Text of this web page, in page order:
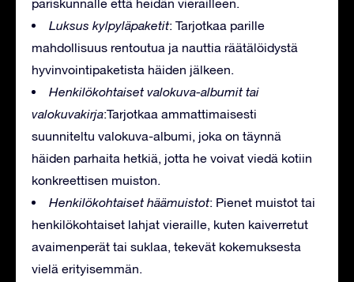
pariskunnalle että heidän vierailleen.
Luksus kylpyläpaketit: Tarjotkaa parille
mahdollisuus rentoutua ja nauttia räätälöidystä
hyvinvointipaketista häiden jälkeen.
Henkilökohtaiset valokuva-albumit tai
valokuvakirja:Tarjotkaa ammattimaisesti
suunniteltu valokuva-albumi, joka on täynnä
häiden parhaita hetkiä, jotta he voivat viedä kotiin
konkreettisen muiston.
Henkilökohtaiset häämuistot: Pienet muistot tai
henkilökohtaiset lahjat vieraille, kuten kaiverretut
avaimenperät tai suklaa, tekevät kokemuksesta
vielä erityisemmän.